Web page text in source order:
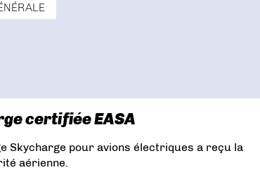
certifiée EASA
Skycharge pour avions électriques a reçu la
aérienne.